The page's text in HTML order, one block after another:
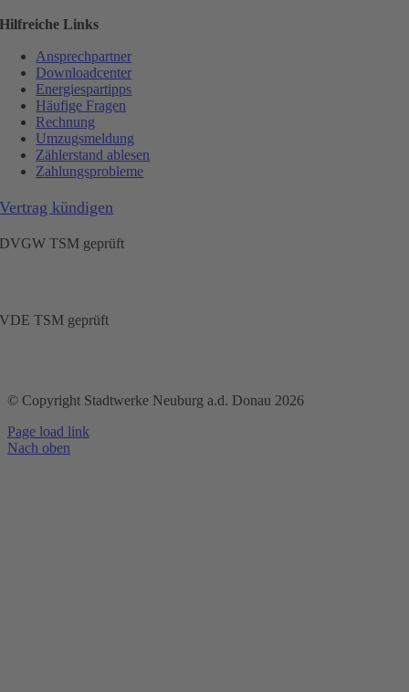
Hilfreiche Links
Ansprechpartner
Downloadcenter
Energiespartipps
Häufige Fragen
Rechnung
Umzugsmeldung
Zählerstand ablesen
Zahlungsprobleme
Vertrag kündigen
DVGW TSM geprüft
VDE TSM geprüft
© Copyright Stadtwerke Neuburg a.d. Donau 2026
Page load link
Nach oben